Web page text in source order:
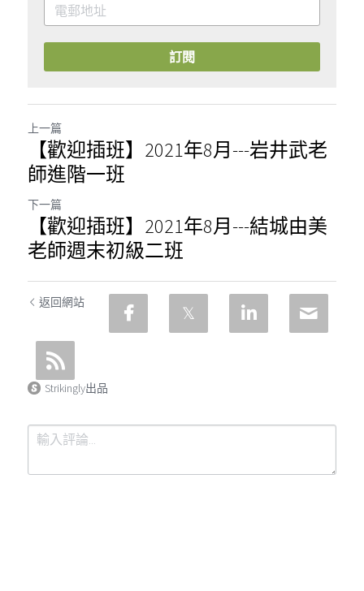
訂閱
上一篇
【歡迎插班】2021年8月---岩井武老
師進階一班
下一篇
【歡迎插班】2021年8月---結城由美
老師週末初級二班
返回網站
Strikingly出品